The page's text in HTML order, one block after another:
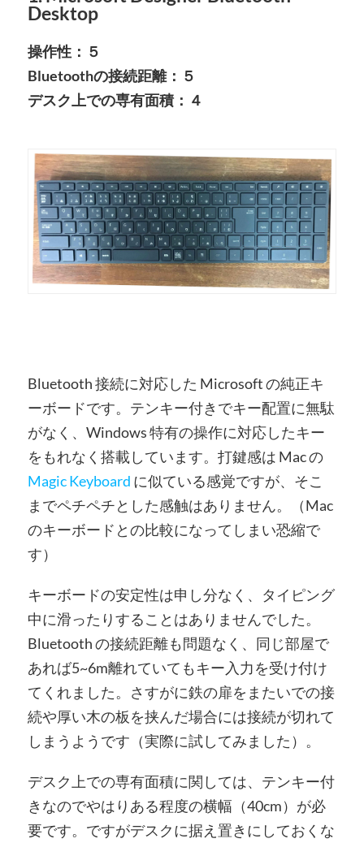
Desktop
操作性：５
Bluetoothの接続距離：５
デスク上での専有面積：４
Bluetooth 接続に対応した Microsoft の純正キ
ーボードです。テンキー付きでキー配置に無駄
がなく、Windows 特有の操作に対応したキー
をもれなく搭載しています。打鍵感は Mac の
Magic Keyboard に似ている感覚ですが、そこ
までペチペチとした感触はありません。（Mac
のキーボードとの比較になってしまい恐縮で
す）
キーボードの安定性は申し分なく、タイピング
中に滑ったりすることはありませんでした。
Bluetooth の接続距離も問題なく、同じ部屋で
あれば5~6m離れていてもキー入力を受け付け
てくれました。さすがに鉄の扉をまたいでの接
続や厚い木の板を挟んだ場合には接続が切れて
しまうようです（実際に試してみました）。
デスク上での専有面積に関しては、テンキー付
きなのでやはりある程度の横幅（40cm）が必
要です。ですがデスクに据え置きにしておくな